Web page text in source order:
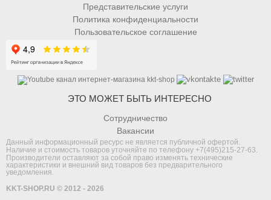
Представительские услуги
Политика конфиденциальности
Пользовательское соглашение
ЭТО МОЖЕТ БЫТЬ ИНТЕРЕСНО
Сотрудничество
Вакансии
Данный информационный ресурс не является публичной офертой.
Наличие и стоимость товаров уточняйте по телефону +7(495)215-27-63
Производители оставляют за собой право изменять технические
характеристики и внешний вид товаров без предварительного
уведомления.
KKT-SHOP.RU © 2012 - 2026